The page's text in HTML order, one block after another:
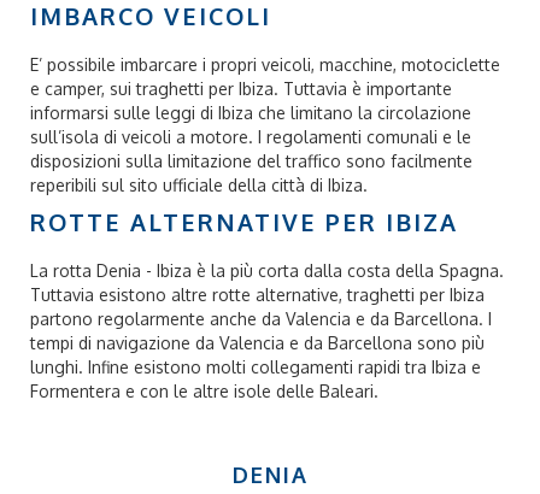
IMBARCO VEICOLI
E’ possibile imbarcare i propri veicoli, macchine, motociclette
e camper, sui traghetti per Ibiza. Tuttavia è importante
informarsi sulle leggi di Ibiza che limitano la circolazione
sull’isola di veicoli a motore. I regolamenti comunali e le
disposizioni sulla limitazione del traffico sono facilmente
reperibili sul sito ufficiale della città di Ibiza.
ROTTE ALTERNATIVE PER IBIZA
La rotta Denia - Ibiza è la più corta dalla costa della Spagna.
Tuttavia esistono altre rotte alternative,traghetti per Ibiza
partono regolarmente anche da Valencia e da Barcellona. I
tempi di navigazione da Valencia e da Barcellona sono più
lunghi. Infine esistono molti collegamenti rapidi tra Ibiza e
Formentera e con le altre isole delle Baleari.
DENIA